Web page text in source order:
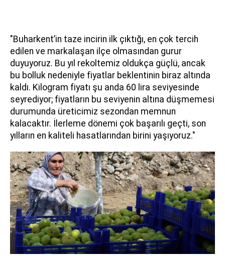
"Buharkent’in taze incirin ilk çıktığı, en çok tercih
edilen ve markalaşan ilçe olmasından gurur
duyuyoruz. Bu yıl rekoltemiz oldukça güçlü, ancak
bu bolluk nedeniyle fiyatlar beklentinin biraz altında
kaldı. Kilogram fiyatı şu anda 60 lira seviyesinde
seyrediyor; fiyatların bu seviyenin altına düşmemesi
durumunda üreticimiz sezondan memnun
kalacaktır. İlerleme dönemi çok başarılı geçti, son
yılların en kaliteli hasatlarından birini yaşıyoruz."